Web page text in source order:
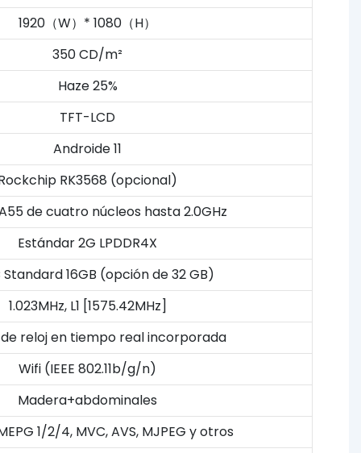
1920（W）* 1080（H）
350 CD/m²
Haze 25%
TFT-LCD
Androide 11
RK3568 (opcional)
de cuatro núcleos hasta 2.0GHz
Estándar 2G LPDDR4X
Standard 16GB (opción de 32 GB)
1.023MHz, L1 [1575.42MHz]
reloj en tiempo real incorporada
Wifi (IEEE 802.11b/g/n)
Madera+abdominales
1/2/4, MVC, AVS, MJPEG y otros